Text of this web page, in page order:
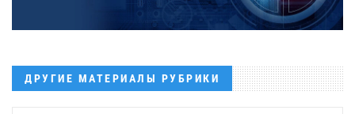
ДРУГИЕ МАТЕРИАЛЫ РУБРИКИ